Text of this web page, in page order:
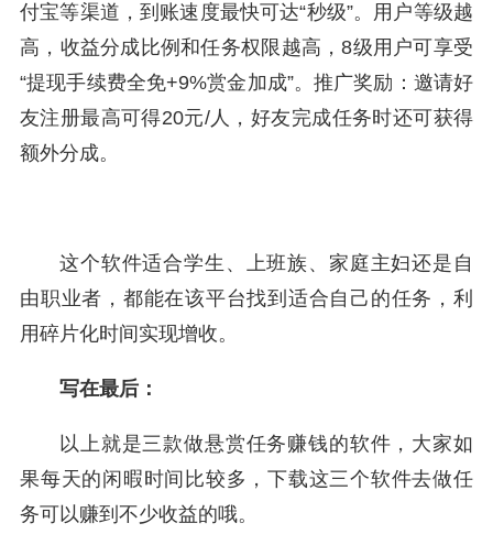
付宝等渠道，到账速度最快可达“秒级”。用户等级越
高，收益分成比例和任务权限越高，8级用户可享受
“提现手续费全免+9%赏金加成”。推广奖励：邀请好
友注册最高可得20元/人，好友完成任务时还可获得
额外分成。
这个软件适合学生、上班族、家庭主妇还是自
由职业者，都能在该平台找到适合自己的任务，利
用碎片化时间实现增收。
写在最后：
以上就是三款做悬赏任务赚钱的软件，大家如
果每天的闲暇时间比较多，下载这三个软件去做任
务可以赚到不少收益的哦。